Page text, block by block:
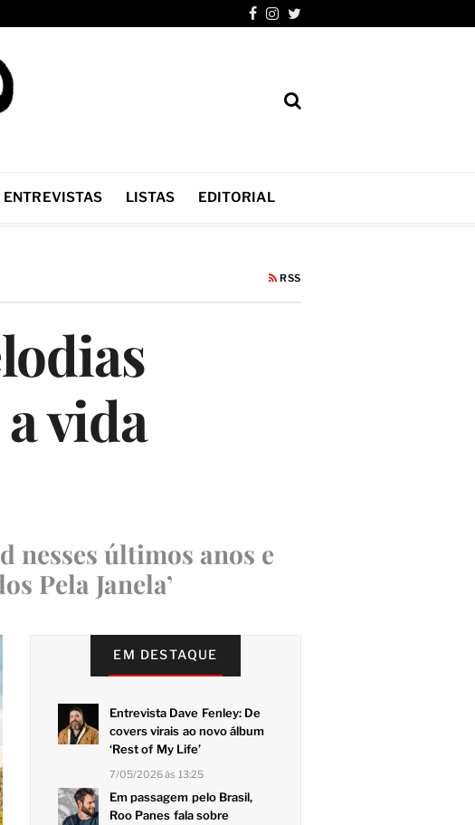
ENTREVISTAS LISTAS EDITORIAL
RSS
vida
nesses últimos anos e
Pela Janela’
EM DESTAQUE
Entrevista Dave Fenley: De
covers virais ao novo álbum
‘Rest of My Life’
7/05/2026 às 13:25
Em passagem pelo Brasil,
Roo Panes fala sobre